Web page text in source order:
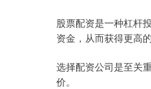
股票配资是一种杠杆
资金，从而获得更高的
选择配资公司是至关
价。